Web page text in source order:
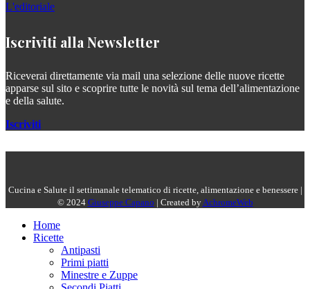
L'editoriale
Iscriviti alla Newsletter
Riceverai direttamente via mail una selezione delle nuove ricette
apparse sul sito e scoprire tutte le novità sul tema dell’alimentazione
e della salute.
Iscriviti
Cucina e Salute il settimanale telematico di ricette, alimentazione e benessere |
© 2024 Giuseppe Capano | Created by AchromeWeb
Home
Ricette
Antipasti
Primi piatti
Minestre e Zuppe